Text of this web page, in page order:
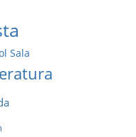
Sala